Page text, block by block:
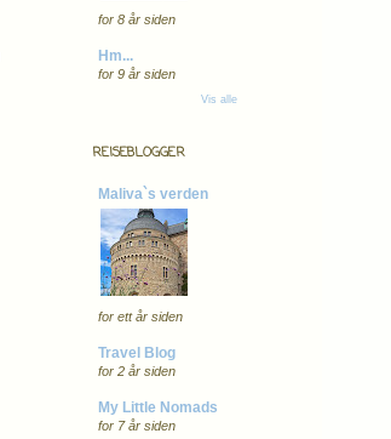
for 8 år siden
Hm...
for 9 år siden
Vis alle
REISEBLOGGER
Maliva`s verden
for ett år siden
Travel Blog
for 2 år siden
My Little Nomads
for 7 år siden